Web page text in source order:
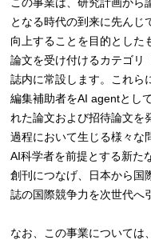
この事業は、研究計画から
となる時代の到来に先んじ
向上することを目的とした
論文を受け付けるカテゴリ
誌内に常設します。これら
編集補助者をAI agentとし
れた論文および招待論文を
過程において生じる様々な
AI科学者を前提とする新た
創刊につなげ、日本から国
誌の国際競争力を次世代へ
なお、この事業については